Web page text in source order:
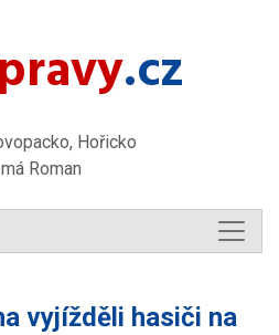
.cz
Hořicko
Roman
vyjížděli hasiči na